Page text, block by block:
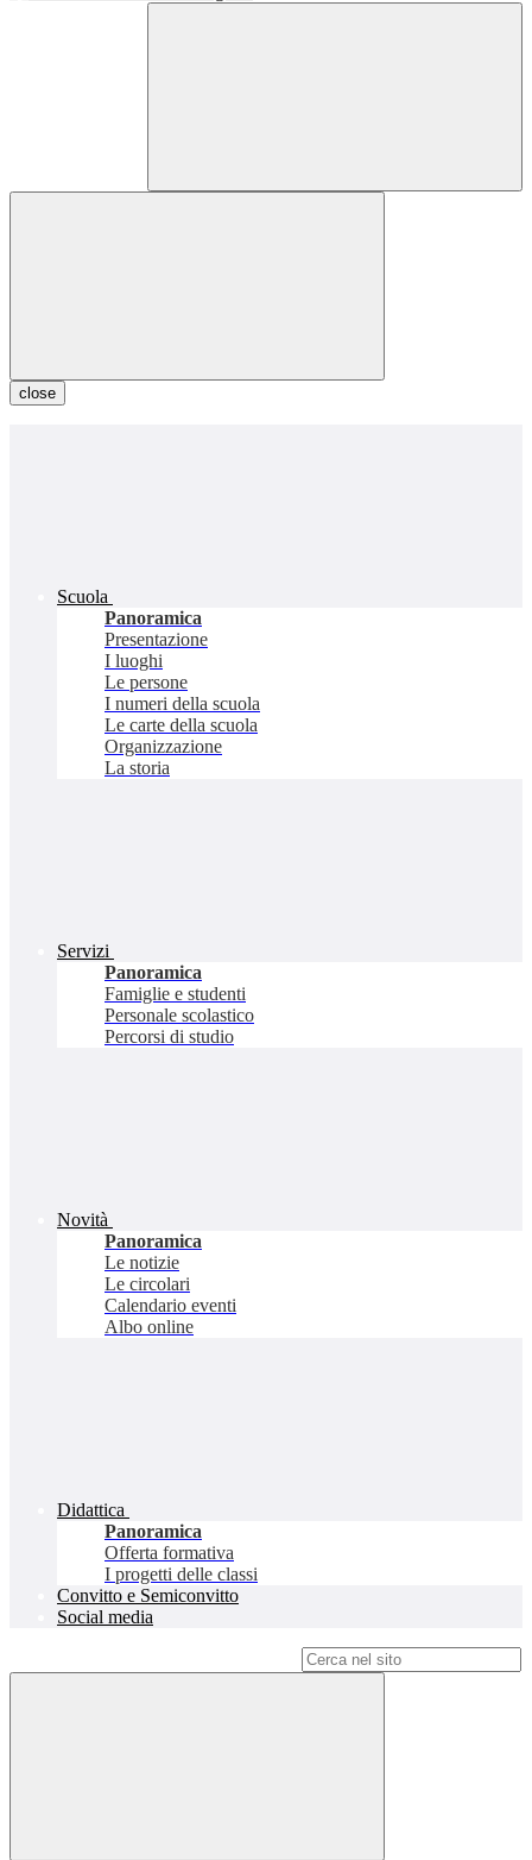
close
Scuola
Panoramica
Presentazione
I luoghi
Le persone
I numeri della scuola
Le carte della scuola
Organizzazione
La storia
Servizi
Panoramica
Famiglie e studenti
Personale scolastico
Percorsi di studio
Novità
Panoramica
Le notizie
Le circolari
Calendario eventi
Albo online
Didattica
Panoramica
Offerta formativa
I progetti delle classi
Convitto e Semiconvitto
Social media